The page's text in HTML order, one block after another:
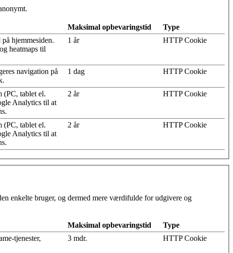
Maksimal opbevaringstid
Type
hjemmesiden.
heatmaps til
1 år HTTP Cookie
navigation på
1 dag HTTP Cookie
(PC, tablet el.
Analytics til at
2 år HTTP Cookie
(PC, tablet el.
Analytics til at
2 år HTTP Cookie
enkelte bruger, og dermed mere værdifulde for udgivere og
Maksimal opbevaringstid
Type
tjenester,
3 mdr. HTTP Cookie